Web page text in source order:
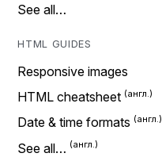
See all…
HTML GUIDES
Responsive images
HTML cheatsheet
Date & time formats
See all…